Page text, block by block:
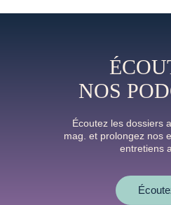
NOS
Écoutez les dossiers
mag. et prolongez nos
entretiens